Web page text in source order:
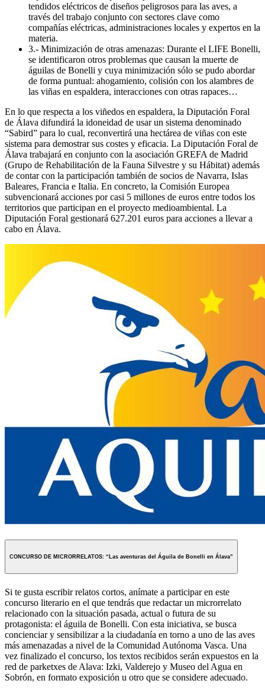
tendidos eléctricos de diseños peligrosos para las aves, a
través del trabajo conjunto con sectores clave como
compañías eléctricas, administraciones locales y expertos en la
materia.
3.- Minimización de otras amenazas: Durante el LIFE Bonelli,
se identificaron otros problemas que causan la muerte de
águilas de Bonelli y cuya minimización sólo se pudo abordar
de forma puntual: ahogamiento, colisión con los alambres de
las viñas en espaldera, interacciones con otras rapaces…
En lo que respecta a los viñedos en espaldera, la Diputación Foral
de Álava difundirá la idoneidad de usar un sistema denominado
“Sabird” para lo cual, reconvertirá una hectárea de viñas con este
sistema para demostrar sus costes y eficacia. La Diputación Foral de
Álava trabajará en conjunto con la asociación GREFA de Madrid
(Grupo de Rehabilitación de la Fauna Silvestre y su Hábitat) además
de contar con la participación también de socios de Navarra, Islas
Baleares, Francia e Italia. En concreto, la Comisión Europea
subvencionará acciones por casi 5 millones de euros entre todos los
territorios que participan en el proyecto medioambiental. La
Diputación Foral gestionará 627.201 euros para acciones a llevar a
cabo en Álava.
CONCURSO DE MICRORRELATOS: “Las aventuras del Águila de Bonelli en Álava”
Si te gusta escribir relatos cortos, anímate a participar en este
concurso literario en el que tendrás que redactar un microrrelato
relacionado con la situación pasada, actual o futura de su
protagonista: el águila de Bonelli. Con esta iniciativa, se busca
concienciar y sensibilizar a la ciudadanía en torno a uno de las aves
más amenazadas a nivel de la Comunidad Autónoma Vasca. Una
vez finalizado el concurso, los textos recibidos serán expuestos en la
red de parketxes de Alava: Izki, Valderejo y Museo del Agua en
Sobrón, en formato exposición u otro que se considere adecuado.